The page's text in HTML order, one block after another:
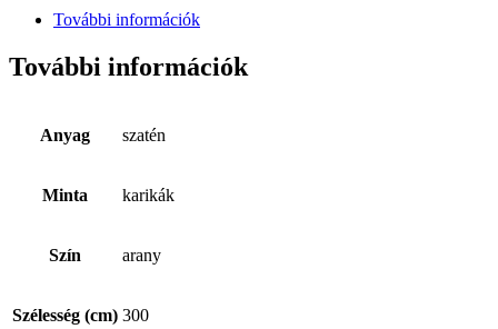
További információk
További információk
Anyag szatén
Minta karikák
Szín arany
Szélesség (cm) 300